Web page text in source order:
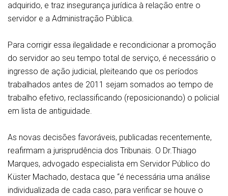
adquirido, e traz insegurança jurídica à relação entre o
servidor e a Administração Pública.
Para corrigir essa ilegalidade e recondicionar a promoção
do servidor ao seu tempo total de serviço, é necessário o
ingresso de ação judicial, pleiteando que os períodos
trabalhados antes de 2011 sejam somados ao tempo de
trabalho efetivo, reclassificando (reposicionando) o policial
em lista de antiguidade.
As novas decisões favoráveis, publicadas recentemente,
reafirmam a jurisprudência dos Tribunais. O Dr.Thiago
Marques, advogado especialista em Servidor Público do
Küster Machado, destaca que “é necessária uma análise
individualizada de cada caso, para verificar se houve o